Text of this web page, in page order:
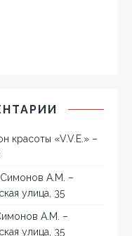
красоты «V.V.E.» –
А.М. –
улица, 35
А.М. –
улица, 35